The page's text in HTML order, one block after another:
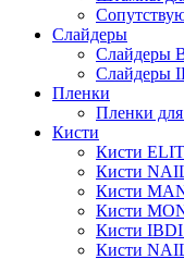
Слайдеры
Слайдеры
Слайдеры
Пленки
Пленки
Кисти
Кисти
Кисти
Кисти
Кисти
Кисти
Кисти